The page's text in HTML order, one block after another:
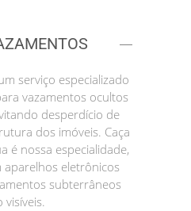
serviço especializado
vazamentos ocultos
desperdício de
dos imóveis. Caça
é nossa especialidade,
eletrônicos
subterrâneos
visíveis.